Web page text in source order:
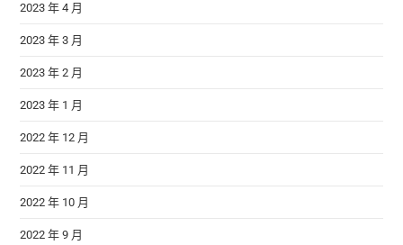
2023 年 4 月
2023 年 3 月
2023 年 2 月
2023 年 1 月
2022 年 12 月
2022 年 11 月
2022 年 10 月
2022 年 9 月